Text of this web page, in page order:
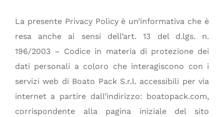
CONTACT
Français
La presente Privacy Policy è un’informativa che è
resa anche ai sensi dell’art. 13 del d.lgs. n.
196/2003 – Codice in materia di protezione dei
dati personali a coloro che interagiscono con i
servizi web di Boato Pack S.r.l. accessibili per via
internet a partire dall’indirizzo: boatopack.com,
corrispondente alla pagina iniziale del sito